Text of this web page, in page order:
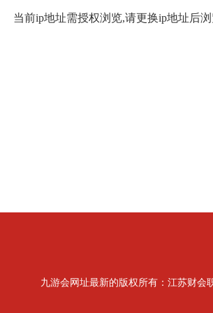
前ip地址需授权浏览,请更换ip地址后浏
九游会网址最新的版权所有：江苏财会